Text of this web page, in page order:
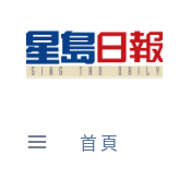
content
首頁